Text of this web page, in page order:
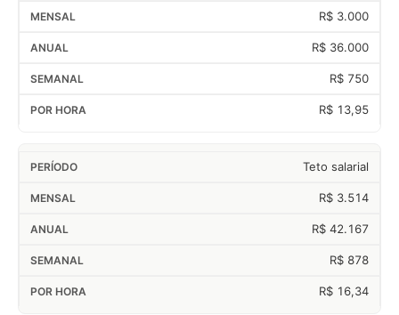
R$ 3.000
R$ 36.000
R$ 750
R$ 13,95
Teto salarial
R$ 3.514
R$ 42.167
R$ 878
R$ 16,34